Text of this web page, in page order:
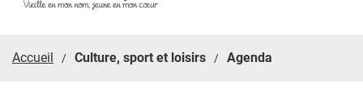
Accueil Culture, sport et loisirs Agenda